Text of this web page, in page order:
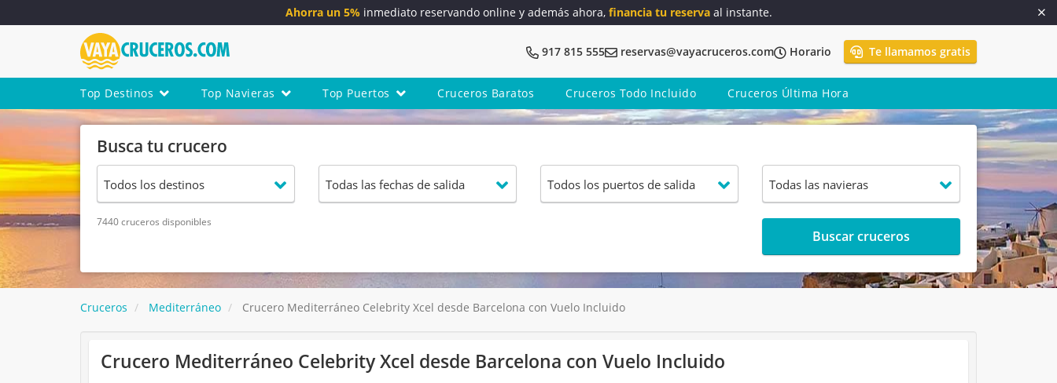
Ahorra un 5% inmediato reservando online y además ahora, financia tu reserva al instante.
917 815 555 reservas@vayacruceros.com Horario Te llamamos gratis
Top Destinos Top Navieras Top Puertos Cruceros Baratos Cruceros Todo Incluido Cruceros Última Hora
Busca tu crucero
7440 cruceros disponibles
Buscar cruceros
Cruceros Mediterráneo Crucero Mediterráneo Celebrity Xcel desde Barcelona con Vuelo Incluido
Crucero Mediterráneo Celebrity Xcel desde Barcelona con Vuelo Incluido